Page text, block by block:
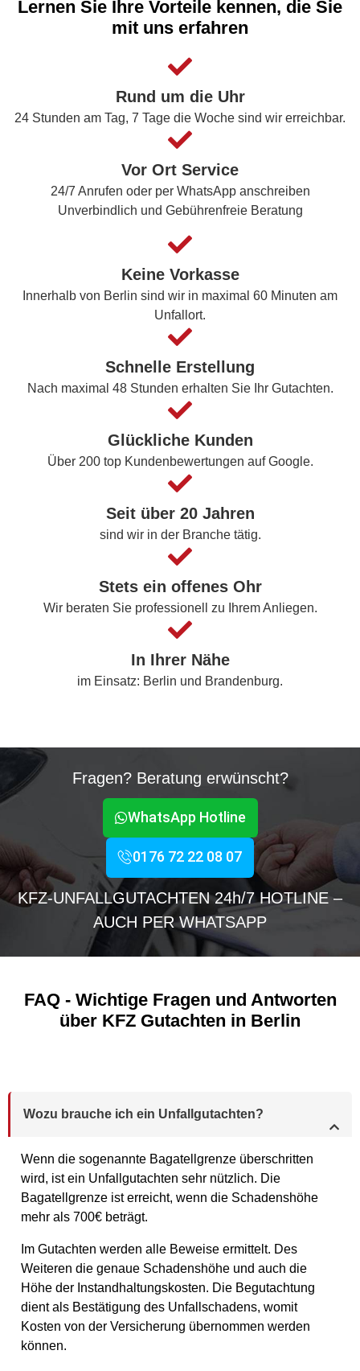
Lernen Sie Ihre Vorteile kennen, die Sie
mit uns erfahren
Rund um die Uhr
24 Stunden am Tag, 7 Tage die Woche sind wir erreichbar.
Vor Ort Service
24/7 Anrufen oder per WhatsApp anschreiben
Unverbindlich und Gebührenfreie Beratung
Keine Vorkasse
Innerhalb von Berlin sind wir in maximal 60 Minuten am
Unfallort.
Schnelle Erstellung
Nach maximal 48 Stunden erhalten Sie Ihr Gutachten.
Glückliche Kunden
Über 200 top Kundenbewertungen auf Google.
Seit über 20 Jahren
sind wir in der Branche tätig.
Stets ein offenes Ohr
Wir beraten Sie professionell zu Ihrem Anliegen.
In Ihrer Nähe
im Einsatz: Berlin und Brandenburg.
Fragen? Beratung erwünscht?
WhatsApp Hotline
0176 72 22 08 07
KFZ-UNFALLGUTACHTEN 24h/7 HOTLINE –
AUCH PER WHATSAPP
FAQ - Wichtige Fragen und Antworten
über KFZ Gutachten in Berlin
Wozu brauche ich ein Unfallgutachten?
Wenn die sogenannte Bagatellgrenze überschritten
wird, ist ein Unfallgutachten sehr nützlich. Die
Bagatellgrenze ist erreicht, wenn die Schadenshöhe
mehr als 700€ beträgt.
Im Gutachten werden alle Beweise ermittelt. Des
Weiteren die genaue Schadenshöhe und auch die
Höhe der Instandhaltungskosten. Die Begutachtung
dient als Bestätigung des Unfallschadens, womit
Kosten von der Versicherung übernommen werden
können.